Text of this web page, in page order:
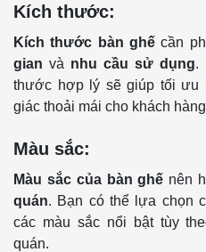
Kích thước:
Kích thước bàn ghếcần
gian và nhu cầu sử dụng.
thước hợp lý sẽ giúp tối ưu
giác thoải mái cho khách
Màu sắc:
Màu sắc của bàn ghế nên
quán. Bạn có thể lựa chọn
các màu sắc nổi bật tùy
quán.